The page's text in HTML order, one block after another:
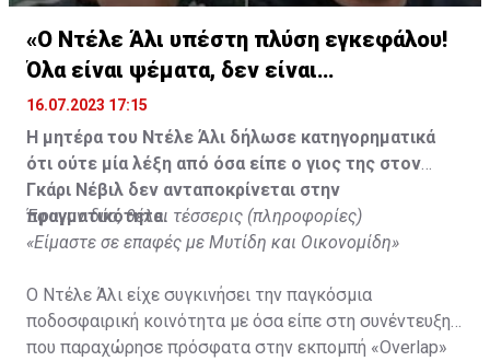
«Ο Ντέλε Άλι υπέστη πλύση εγκεφάλου!
Όλα είναι ψέματα, δεν είναι
υιοθετημένος»
16.07.2023 17:15
Η μητέρα του Ντέλε Άλι δήλωσε κατηγορηματικά
ότι ούτε μία λέξη από όσα είπε ο γιος της στον
Γκάρι Νέβιλ δεν ανταποκρίνεται στην
πραγματικότητα.
Έφυγαν δύο, θέλει τέσσερις (πληροφορίες)
«Είμαστε σε επαφές με Μυτίδη και Οικονομίδη»
Ο Ντέλε Άλι είχε συγκινήσει την παγκόσμια
ποδοσφαιρική κοινότητα με όσα είπε στη συνέντευξη
που παραχώρησε πρόσφατα στην εκπομπή «Overlap»